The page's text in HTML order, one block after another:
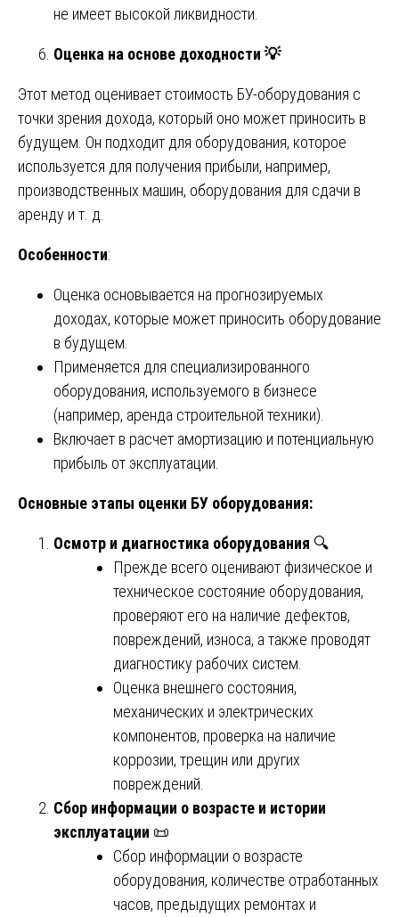
не имеет высокой ликвидности.
Оценка на основе доходности 💡
Этот метод оценивает стоимость БУ-оборудования с
точки зрения дохода, который оно может приносить в
будущем. Он подходит для оборудования, которое
используется для получения прибыли, например,
производственных машин, оборудования для сдачи в
аренду и т. д.
Особенности:
Оценка основывается на прогнозируемых
доходах, которые может приносить оборудование
в будущем.
Применяется для специализированного
оборудования, используемого в бизнесе
(например, аренда строительной техники).
Включает в расчет амортизацию и потенциальную
прибыль от эксплуатации.
Основные этапы оценки БУ оборудования:
Осмотр и диагностика оборудования 🔍
Прежде всего оценивают физическое и
техническое состояние оборудования,
проверяют его на наличие дефектов,
повреждений, износа, а также проводят
диагностику рабочих систем.
Оценка внешнего состояния,
механических и электрических
компонентов, проверка на наличие
коррозии, трещин или других
повреждений.
Сбор информации о возрасте и истории
эксплуатации 📜
Сбор информации о возрасте
оборудования, количестве отработанных
часов, предыдущих ремонтах и